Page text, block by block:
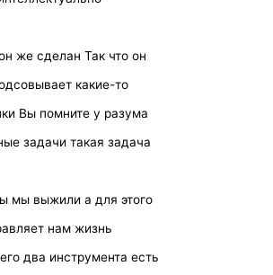
же сделан Так что он
какие-то
Вы помните у разума
задачи такая задача
мы выжили а для этого
нам жизнь
два инструмента есть